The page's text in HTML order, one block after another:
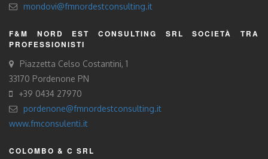
mondovi@fmnordestconsulting.it
F&M NORD EST CONSULTING SRL SOCIETÀ TRA
PROFESSIONISTI
Piazzetta Celso Costantini, 1
33170 Pordenone PN
+39 0434 27970
pordenone@fmnordestconsulting.it
www.fmconsulenti.it
COLOMBO & C SRL